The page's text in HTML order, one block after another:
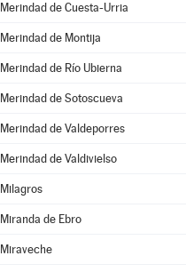
Merindad de Cuesta-Urria
Merindad de Montija
Merindad de Río Ubierna
Merindad de Sotoscueva
Merindad de Valdeporres
Merindad de Valdivielso
Milagros
Miranda de Ebro
Miraveche